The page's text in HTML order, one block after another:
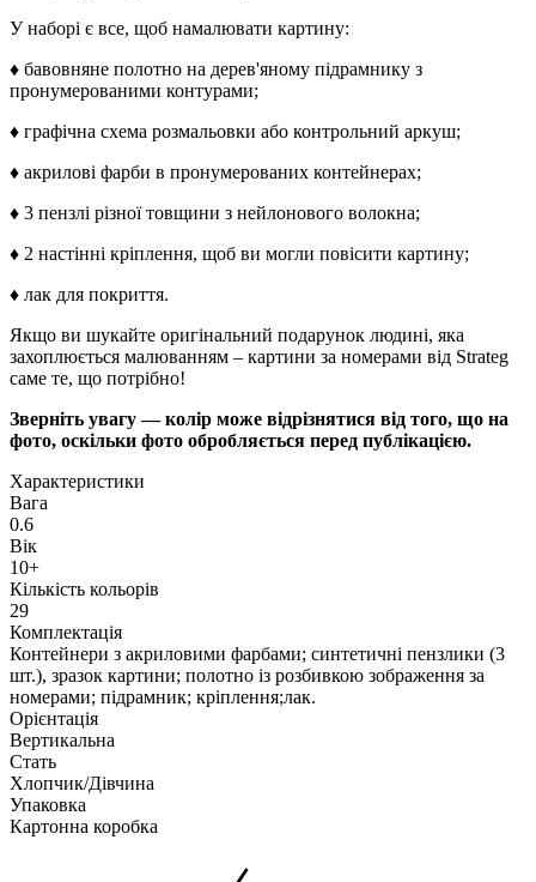
У наборі є все, щоб намалювати картину:
♦ бавовняне полотно на дерев'яному підрамнику з
пронумерованими контурами;
♦ графічна схема розмальовки або контрольний аркуш;
♦ акрилові фарби в пронумерованих контейнерах;
♦ 3 пензлі різної товщини з нейлонового волокна;
♦ 2 настінні кріплення, щоб ви могли повісити картину;
♦ лак для покриття.
Якщо ви шукайте оригінальний подарунок людині, яка
захоплюється малюванням – картини за номерами від Strateg
саме те, що потрібно!
Зверніть увагу — колір може відрізнятися від того, що на
фото, оскільки фото обробляється перед публікацією.
Характеристики
Вага
0.6
Вік
10+
Кількість кольорів
29
Комплектація
Контейнери з акриловими фарбами; синтетичні пензлики (3
шт.), зразок картини; полотно із розбивкою зображення за
номерами; підрамник; кріплення;лак.
Орієнтація
Вертикальна
Стать
Хлопчик/Дiвчина
Упаковка
Картонна коробка